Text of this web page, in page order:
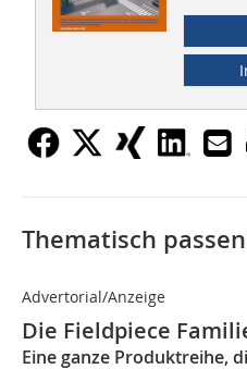
Thematisch
Advertorial/Anzeige
Die Fieldpiece
Eine ganze Produktreihe,